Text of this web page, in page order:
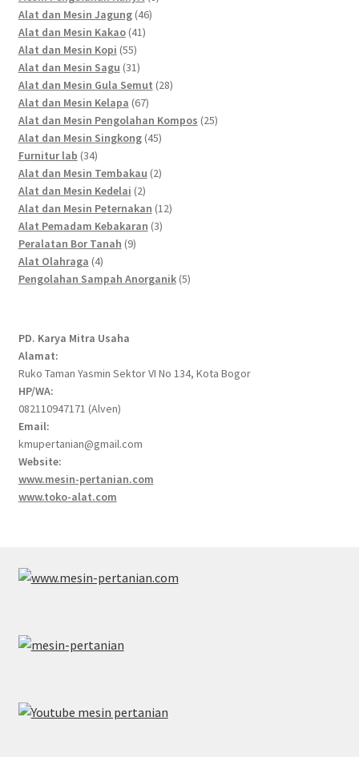
Alat dan Mesin Jagung 4646
Alat dan Mesin Kakao 4141
Alat dan Mesin Kopi 5555
products
Alat dan Mesin Sagu 3131
products
Alat dan Mesin Gula Semut 2828
Alat dan Mesin Kelapa 6767
products
Alat dan Mesin Pengolahan Kompos 2525
Alat dan Mesin Singkong 4545
Furnitur lab 3434
products
Alat dan Mesin Tembakau 22
Alat dan Mesin Kedelai 22
products
Alat dan Mesin Peternakan 1212
Alat Pemadam Kebakaran 33
Peralatan Bor Tanah 99
Alat Olahraga 44
products
Pengolahan Sampah Anorganik 55
PD. Karya Mitra Usaha
Alamat:
Ruko Taman Yasmin Sektor VI No 134, Kota Bogor
HP/WA:
082110947171 (Alven)
Email:
kmupertanian@gmail.com
Website:
www.mesin-pertanian.com
www.toko-alat.com